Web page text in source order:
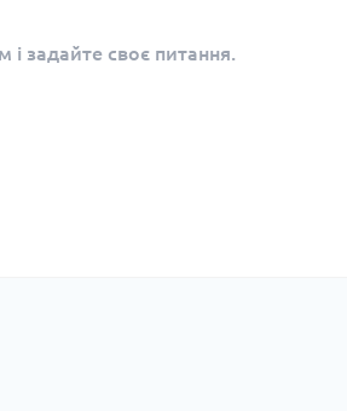
задайте своє питання.